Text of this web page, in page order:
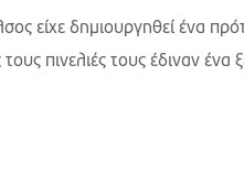
είχε δημιουργηθεί ένα
τους πινελιές τους έδιναν